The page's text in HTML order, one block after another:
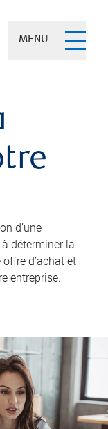
MENU
d’une
déterminer la
d’achat et
entreprise.